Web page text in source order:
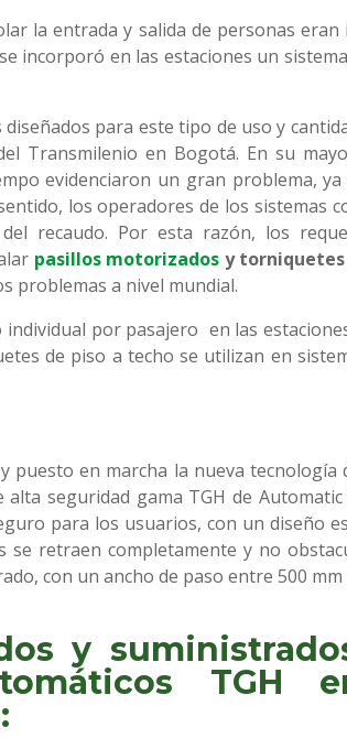
la entrada y salida de personas eran
incorporó en las estaciones un
para este tipo de uso y
Transmilenio en Bogotá. En su
evidenciaron un gran problema,
los operadores de los sistemas
recaudo. Por esta razón, los
pasillos motorizados y
problemas a nivel mundial.
individual por pasajero en las
de piso a techo se utilizan en
puesto en marcha la nueva
seguridad gama TGH de
para los usuarios, con un diseño
se retraen completamente y no
con un ancho de paso entre 500 mm
y
TGH